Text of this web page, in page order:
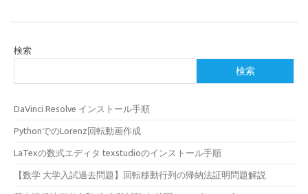
検索
検索
DaVinci Resolve インストール手順
PythonでのLorenz回転動画作成
LaTexの数式エディタ texstudioのインストール手順
【数学 大学入試過去問題】回転移動行列の帰納法証明問題解説